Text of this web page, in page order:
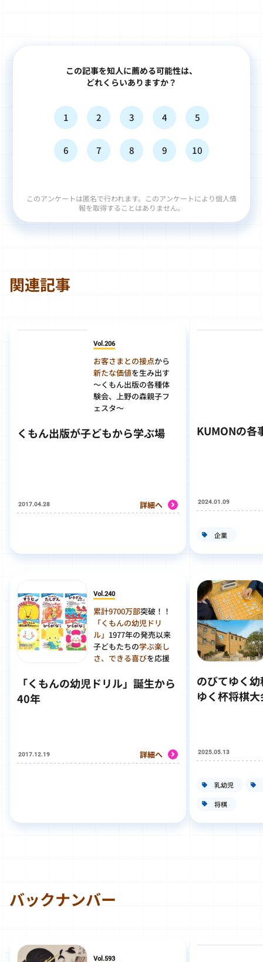
この記事を知人に薦める可能性は、
どれくらいありますか？
1 2 3 4 5
6 7 8 9 10
このアンケートは匿名で行われます。このアンケートにより個人情
報を取得することはありません。
関連記事
Vol.206
お客さまとの接点から
新たな価値を生み出す
～くもん出版の各種体
験会、上野の森親子フ
ェスタ～
くもん出版が子どもから学ぶ場
2017.04.28 詳細へ
Vol.240
累計9700万部突破！！
「くもんの幼児ドリ
ル」 1977年の発売以来
子どもたちの学ぶ楽し
さ、できる喜びを応援
「くもんの幼児ドリル」誕生から
40年
2017.12.19 詳細へ
KUMONの各
2024.01.09
企業
のびてゆく
ゆく杯将棋
2025.05.13
乳幼児
将棋
バックナンバー
Vol.593